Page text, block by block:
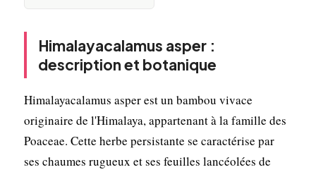
Himalayacalamus asper :
description et botanique
Himalayacalamus asper est un bambou vivace
originaire de l'Himalaya, appartenant à la famille des
Poaceae. Cette herbe persistante se caractérise par
ses chaumes rugueux et ses feuilles lancéolées de